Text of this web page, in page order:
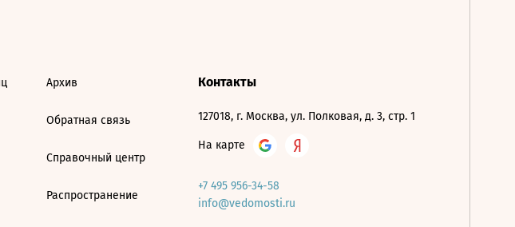
Архив
Обратная связь
Справочный центр
Распространение
Контакты
127018, г. Москва, ул. Полковая, д. 3, стр. 1
На карте
+7 495 956-34-58
info@vedomosti.ru